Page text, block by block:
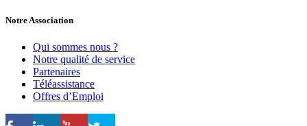
Notre Association
Qui sommes nous ?
Notre qualité de service
Partenaires
Téléassistance
Offres d’Emploi